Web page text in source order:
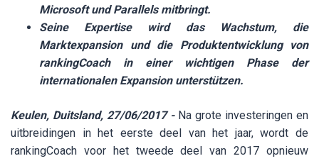
Microsoft und Parallels mitbringt.
Seine Expertise wird das Wachstum, die
Marktexpansion und die Produktentwicklung von
rankingCoach in einer wichtigen Phase der
internationalen Expansion unterstützen.
Keulen, Duitsland, 27/06/2017 - Na grote investeringen en
uitbreidingen in het eerste deel van het jaar, wordt de
rankingCoach voor het tweede deel van 2017 opnieuw